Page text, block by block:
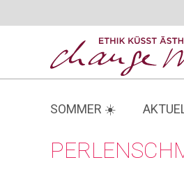
SOMMER ☀️